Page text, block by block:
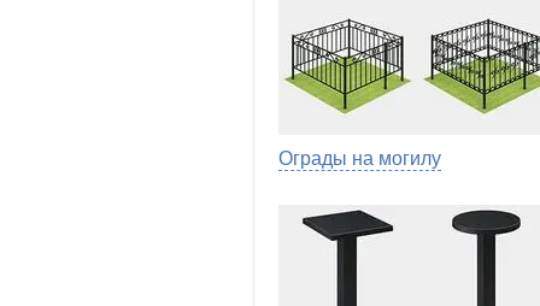
Ограды на могилу